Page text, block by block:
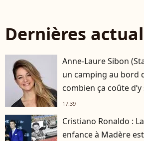
Dernières
Anne-Laure Sibon
un camping au bord
combien ça coûte
17:39
Cristiano Ronaldo :
enfance à Madère